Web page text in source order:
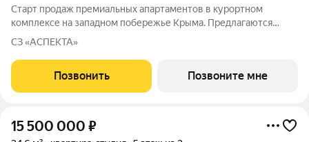
Старт продаж премиальных апартаментов в курортном
комплексе на западном побережье Крыма. Предлагаются
современные резиденции площадью 29.24 м с панорамными
Благоустроенный пляж протяжённостью
СЗ «АСПЕКТА»
Позвонить Позвоните мне
15 500 000 ₽